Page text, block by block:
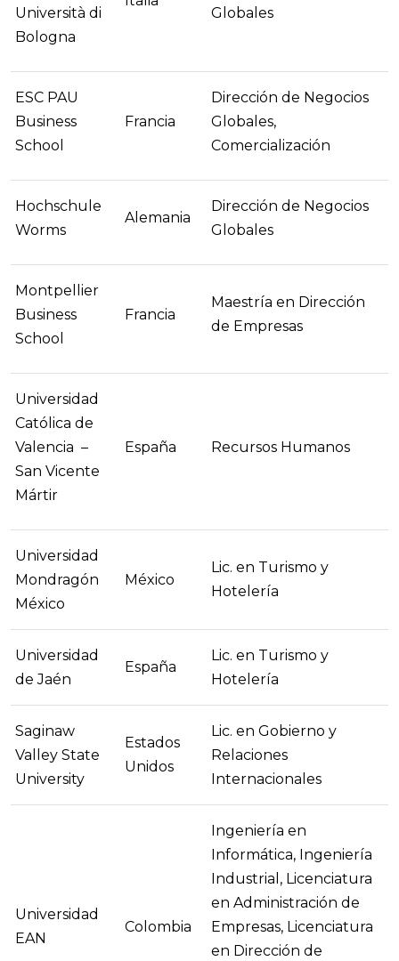
Università di
Bologna
Globales
ESC PAU
Business
School
Francia
Dirección de Negocios
Globales,
Comercialización
Hochschule
Worms
Alemania
Dirección de Negocios
Globales
Montpellier
Business
School
Francia
Maestría en Dirección
de Empresas
Universidad
Católica de
Valencia –
San Vicente
Mártir
España Recursos Humanos
Universidad
Mondragón
México
México
Lic. en Turismo y
Hotelería
Universidad
de Jaén
España
Lic. en Turismo y
Hotelería
Saginaw
Valley State
University
Estados
Unidos
Lic. en Gobierno y
Relaciones
Internacionales
Universidad
EAN
Colombia
Ingeniería en
Informática, Ingeniería
Industrial, Licenciatura
en Administración de
Empresas, Licenciatura
en Dirección de